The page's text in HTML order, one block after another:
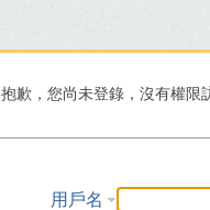
抱歉，您尚未登錄，沒有權限
用戶名